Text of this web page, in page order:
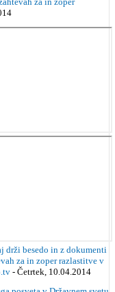
drži besedo in z dokumenti
za in zoper razlastitve v
- Četrtek, 10.04.2014